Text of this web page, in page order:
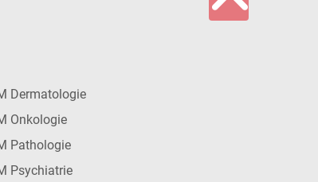
Dermatologie
Onkologie
Pathologie
Psychiatrie